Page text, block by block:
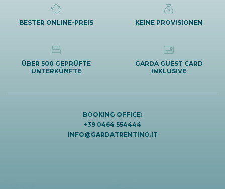
BESTER ONLINE-PREIS KEINE PROVISIONEN
ÜBER 500 GEPRÜFTE
UNTERKÜNFTE
GARDA GUEST CARD
INKLUSIVE
BOOKING OFFICE:
+39 0464 554444
INFO@GARDATRENTINO.IT